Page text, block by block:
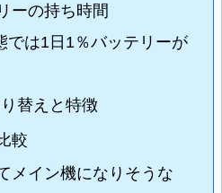
ーの持ち時間
では1日1％バッテリーが
替えと特徴
較
メイン機になりそうな